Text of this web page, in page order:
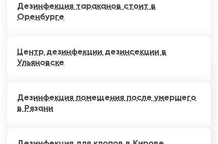
Дезинфекция тараканов стоит в
Оренбурге
Центр дезинфекции дезинсекции в
Ульяновске
Дезинфекция помещения после умершего
в Рязани